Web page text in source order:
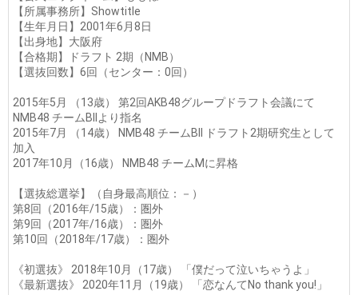
【所属事務所】Showtitle
【生年月日】2001年6月8日
【出身地】大阪府
【合格期】ドラフト 2期（NMB）
【選抜回数】6回（センター：0回）
2015年5月 （13歳） 第2回AKB48グループドラフト会議にて
NMB48 チームBIIより指名
2015年7月 （14歳） NMB48 チームBII ドラフト2期研究生として
加入
2017年10月（16歳） NMB48 チームMに昇格
【選抜総選挙】（自身最高順位：－）
第8回（2016年/15歳）：圏外
第9回（2017年/16歳）：圏外
第10回（2018年/17歳）：圏外
《初選抜》 2018年10月（17歳） 「僕だって泣いちゃうよ」
《最新選抜》 2020年11月（19歳） 「恋なんてNo thank you!」